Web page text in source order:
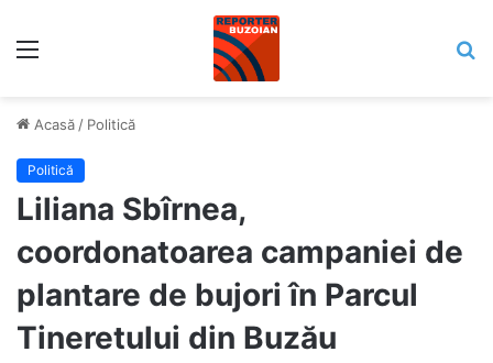
Acasă / Politică
Politică
Liliana Sbîrnea,
coordonatoarea campaniei de
plantare de bujori în Parcul
Tineretului din Buzău